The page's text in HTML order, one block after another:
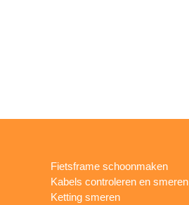
Fietsframe schoonmaken
Kabels controleren en smeren
Ketting smeren